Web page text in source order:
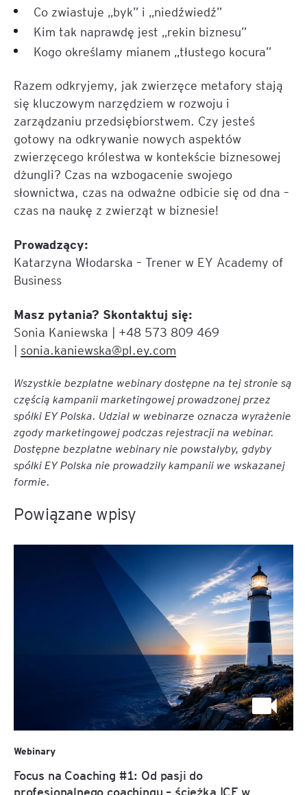
Co zwiastuje „byk” i „niedźwiedź”
Kim tak naprawdę jest „rekin biznesu”
Kogo określamy mianem „tłustego kocura”
Razem odkryjemy, jak zwierzęce metafory stają
się kluczowym narzędziem w rozwoju i
zarządzaniu przedsiębiorstwem. Czy jesteś
gotowy na odkrywanie nowych aspektów
zwierzęcego królestwa w kontekście biznesowej
dżungli? Czas na wzbogacenie swojego
słownictwa, czas na odważne odbicie się od dna –
czas na naukę z zwierząt w biznesie!
Prowadzący:
Katarzyna Włodarska – Trener w EY Academy of
Business
Masz pytania? Skontaktuj się:
Sonia Kaniewska | +48 573 809 469
| sonia.kaniewska@pl.ey.com
Wszystkie bezpłatne webinary dostępne na tej stronie są
częścią kampanii marketingowej prowadzonej przez
spółki EY Polska. Udział w webinarze oznacza wyrażenie
zgody marketingowej podczas rejestracji na webinar.
Dostępne bezpłatne webinary nie powstałyby, gdyby
spółki EY Polska nie prowadziły kampanii we wskazanej
formie.
Powiązane wpisy
Webinary
Focus na Coaching #1: Od pasji do
profesjonalnego coachingu – ścieżka ICF w